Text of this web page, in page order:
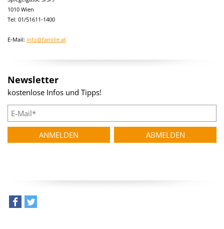
1010 Wien
Tel: 01/51611-1400
E-Mail: info@familie.at
Newsletter
kostenlose Infos und Tipps!